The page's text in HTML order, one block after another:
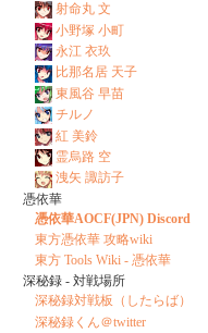
射命丸 文
小野塚 小町
永江 衣玖
比那名居 天子
東風谷 早苗
チルノ
紅 美鈴
霊烏路 空
洩矢 諏訪子
憑依華
憑依華AOCF(JPN) Discord
東方憑依華 攻略wiki
東方 Tools Wiki - 憑依華
深秘録 - 対戦場所
深秘録対戦板（したらば）
深秘録くん＠twitter